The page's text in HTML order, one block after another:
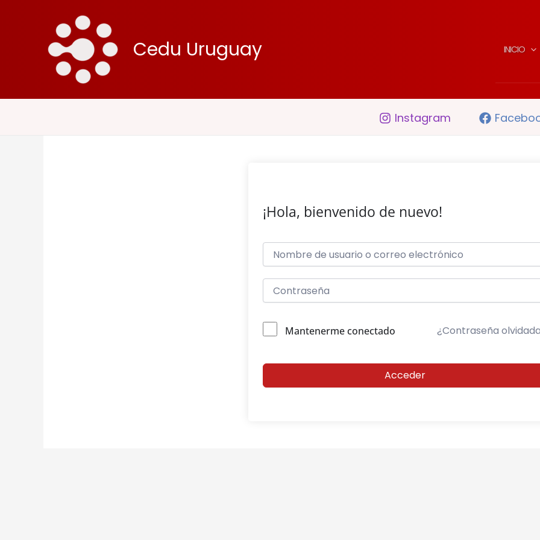
contenido
Cedu Uruguay INICIO
Instagram
¡Hola, bienvenido de nuevo!
Mantenerme conectado ¿Contraseña
Acceder